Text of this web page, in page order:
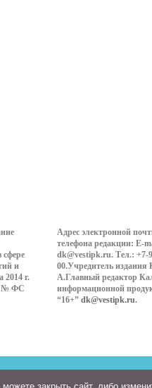
сфере
и
2014 г.
№ ФС
Адрес электронной
телефона редакции: E-
dk@vestipk.ru. Тел.: +7-
00.Учредитель издания
А.Главный редактор
информационной
“16+” dk@vestipk.ru.